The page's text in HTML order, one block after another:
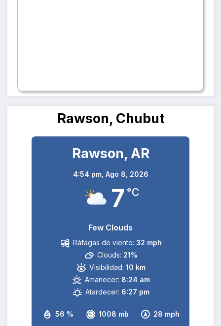
Rawson, Chubut
Rawson, AR
4:54 pm, Ago 8, 2026
7 °C
Few Clouds
56 % 1008 mb 28 mph
Ráfagas de viento: 32 mph
Clouds: 21%
Visibilidad: 10 km
Amanecer: 8:24 am
Atardecer: 6:27 pm